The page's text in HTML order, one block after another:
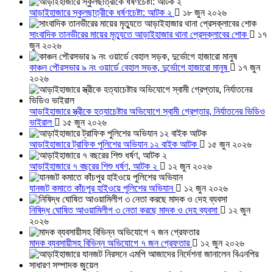
আড়াইহাজারে স্কুলছাত্রীকে ধর্ষণচেষ্টা: আটক ২ ১৮ জুন ২০২৬
সাংবাদিক তানভীরের মায়ের মৃত্যুতে আড়াইহাজার থানা প্রেসক্লাবের শোক
১৭
জুন ২০২৬
কাঞ্চন পৌরসভার ৯ নং ওয়ার্ডে বেহাল সড়ক, দুর্ভোগে হাজারো মানুষ
১৭ জুন
২০২৬
আড়াইহাজারে স্ত্রীকে হত্যাচেষ্টার অভিযোগে স্বামী গ্রেপ্তার, নির্যাতনের ভিডিও
ভাইরাল
১৫ জুন ২০২৬
আড়াইহাজারে ট্রাফিক পুলিশের অভিযান ১২ বাইক আটক ১৫ জুন ২০২৬
আড়াইহাজারে ৭ বছরের শিশু ধর্ষণ, আটক ২ ১২ জুন ২০২৬
যানজট কমাতে কাঁচপুর হাইওয়ে পুলিশের অভিযান ১২ জুন ২০২৬
নিষিদ্ধ ঘোষিত আওয়ামিলীগ ৩ নেতা করছে মাদক ও দেহ ব্যবসা
১২ জুন
২০২৬
মাদক ব্যবসায়ীসহ বিভিন্ন অভিযোগে ৭ জন গ্রেফতার ১২ জুন ২০২৬